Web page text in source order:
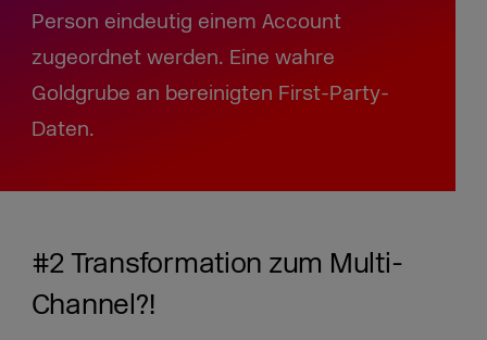
Person eindeutig einem Account
zugeordnet werden. Eine wahre
Goldgrube an bereinigten First-Party-
Daten.
#2 Transformation zum Multi-
Channel?!